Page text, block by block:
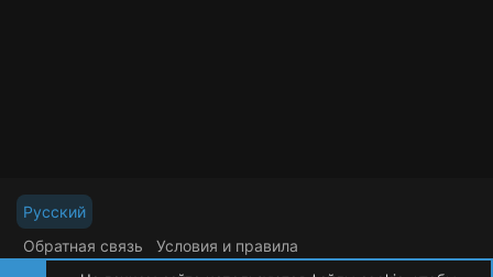
Русский
Обратная связь
Условия и правила